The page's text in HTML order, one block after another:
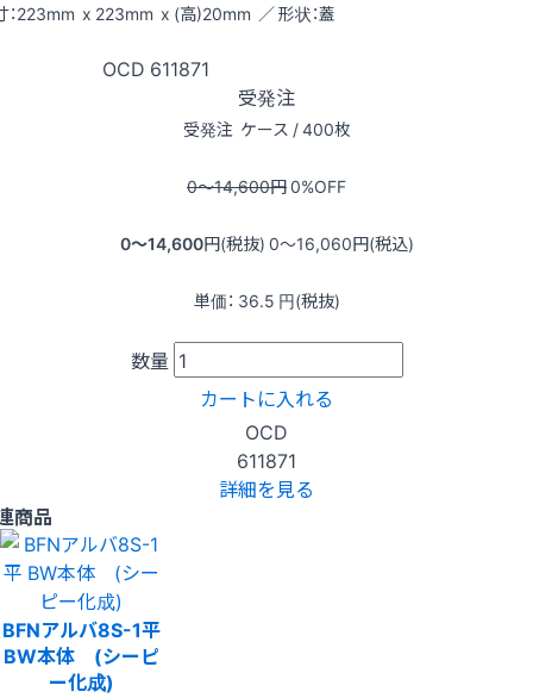
：223mm x 223mm x (高)20mm ／ 形状：蓋
OCD 611871
受発注
受発注 ケース / 400枚
0〜14,600円0%OFF
0〜14,600円(税抜) 0〜16,060円(税込)
単価： 36.5 円(税抜)
数量
カートに入れる
OCD
611871
詳細を見る
商品
BFNアルバ8S-1平
BW本体 (シーピ
ー化成)